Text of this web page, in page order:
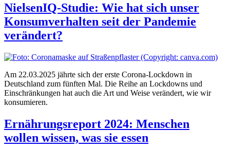
NielsenIQ-Studie: Wie hat sich unser
Konsumverhalten seit der Pandemie
verändert?
Am 22.03.2025 jährte sich der erste Corona-Lockdown in
Deutschland zum fünften Mal. Die Reihe an Lockdowns und
Einschränkungen hat auch die Art und Weise verändert, wie wir
konsumieren.
Ernährungsreport 2024: Menschen
wollen wissen, was sie essen